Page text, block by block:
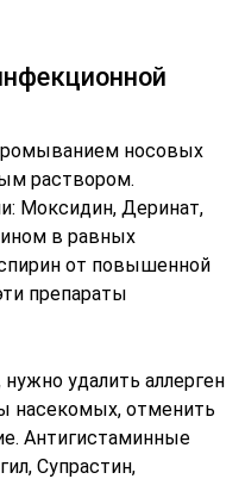
носовых
раствором.
Моксидин, Деринат,
в равных
от повышенной
препараты
нужно удалить аллерген
насекомых, отменить
Антигистаминные
Супрастин,